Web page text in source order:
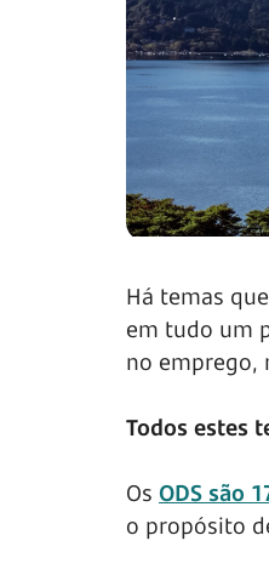
Há temas
em tudo um
no emprego,
Todos estes
Os ODS são
o propósito